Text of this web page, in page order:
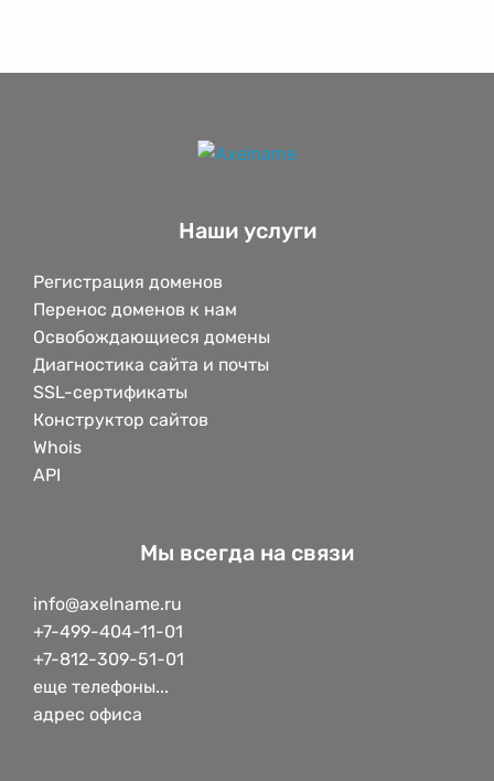
Наши услуги
Регистрация доменов
Перенос доменов к нам
Освобождающиеся домены
Диагностика сайта и почты
SSL-сертификаты
Конструктор сайтов
Whois
API
Мы всегда на связи
info@axelname.ru
+7-499-404-11-01
+7-812-309-51-01
еще телефоны...
адрес офиса